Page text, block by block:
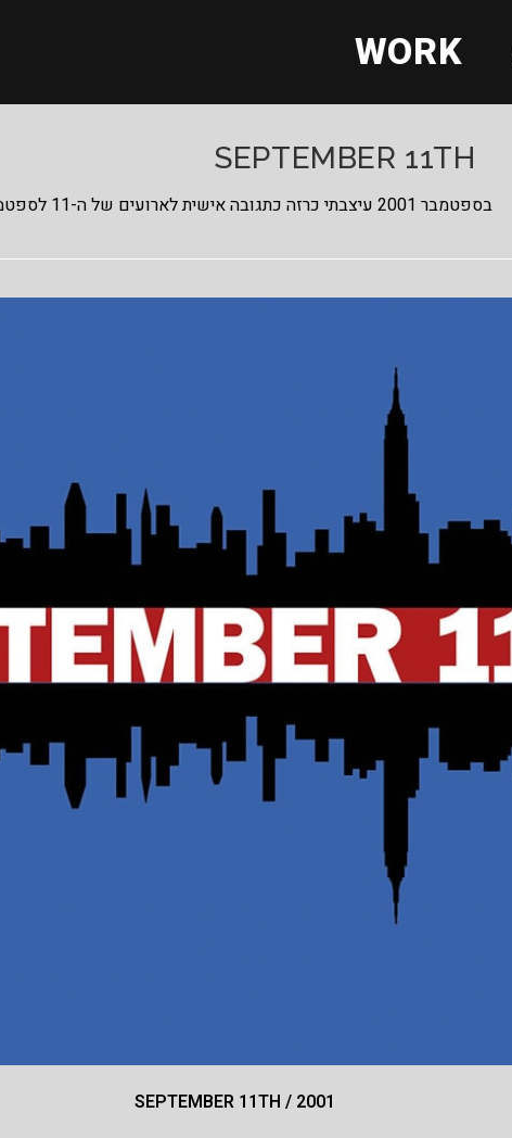
WORK
SEPTEMBER 11TH
בספטמבר 2001 עיצבתי כרזה כתגובה אישית לארועים של ה-11 לספטמבר
SEPTEMBER 11TH / 2001